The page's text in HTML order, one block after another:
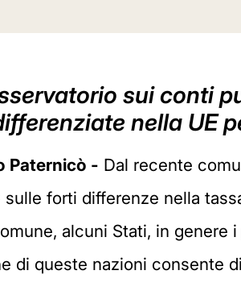
sui conti
nella UE
Paternicò - Dal recente
sulle forti differenze nella
alcuni Stati, in genere
di queste nazioni consente